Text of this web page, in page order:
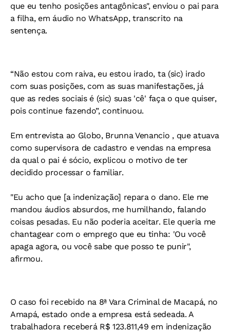
que eu tenho posições antagônicas", enviou o pai para
a filha, em áudio no WhatsApp, transcrito na
sentença.
“Não estou com raiva, eu estou irado, ta (sic) irado
com suas posições, com as suas manifestações, já
que as redes sociais é (sic) suas 'cê' faça o que quiser,
pois continue fazendo”, continuou.
Em entrevista ao Globo, Brunna Venancio , que atuava
como supervisora de cadastro e vendas na empresa
da qual o pai é sócio, explicou o motivo de ter
decidido processar o familiar.
"Eu acho que [a indenização] repara o dano. Ele me
mandou áudios absurdos, me humilhando, falando
coisas pesadas. Eu não poderia aceitar. Ele queria me
chantagear com o emprego que eu tinha: 'Ou você
apaga agora, ou você sabe que posso te punir",
afirmou.
O caso foi recebido na 8ª Vara Criminal de Macapá, no
Amapá, estado onde a empresa está sedeada. A
trabalhadora receberá R$ 123.811,49 em indenização